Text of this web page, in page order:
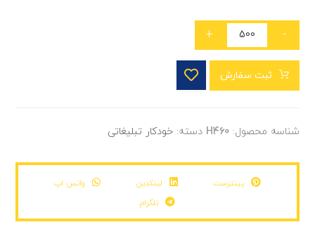
-
+
ثبت سفارش
شناسه محصول:H460 دسته:خودکار تبلیغاتی
پینترست لینکدین
واتس اپ
تلگرام